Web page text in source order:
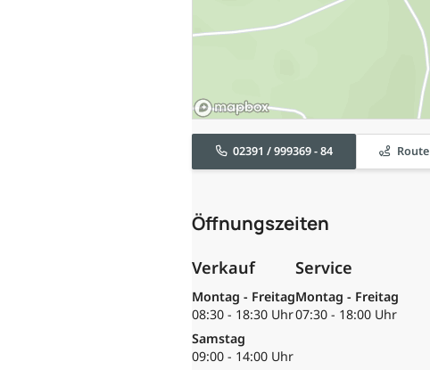
02391 / 999369 - 84
Öffnungszeiten
Verkauf
Montag - Freitag
08:30 - 18:30 Uhr
Samstag
09:00 - 14:00 Uhr
Service
Montag - Freitag
07:30 - 18:00 Uhr